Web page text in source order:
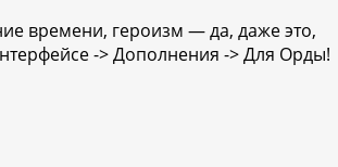
времени, героизм — да, даже это,
-> Дополнения -> Для Орды!